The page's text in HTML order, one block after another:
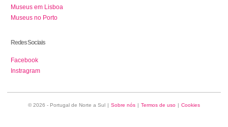
Museus em Lisboa
Museus no Porto
Redes Sociais
Facebook
Instragram
© 2026 - Portugal de Norte a Sul | Sobre nós | Termos de uso | Cookies